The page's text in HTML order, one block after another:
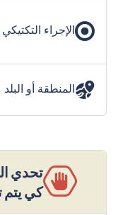
الإجراء التكتيكي
المنطقة أو البلد
تحدي
كي يتم